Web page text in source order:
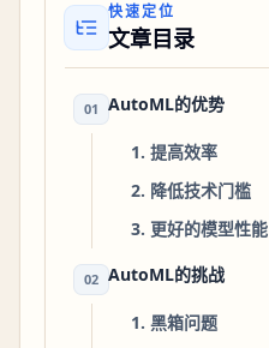
快速定位
文章目录
01 AutoML的优势
1. 提高效率
2. 降低技术门槛
3. 更好的模型性能
02 AutoML的挑战
1. 黑箱问题